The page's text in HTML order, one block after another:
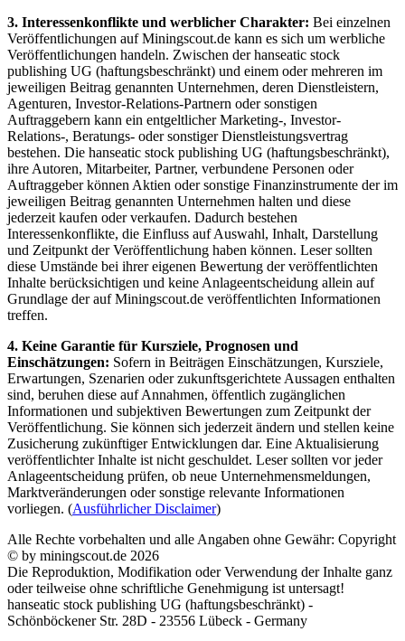
3. Interessenkonflikte und werblicher Charakter: Bei einzelnen
Veröffentlichungen auf Miningscout.de kann es sich um werbliche
Veröffentlichungen handeln. Zwischen der hanseatic stock
publishing UG (haftungsbeschränkt) und einem oder mehreren im
jeweiligen Beitrag genannten Unternehmen, deren Dienstleistern,
Agenturen, Investor-Relations-Partnern oder sonstigen
Auftraggebern kann ein entgeltlicher Marketing-, Investor-
Relations-, Beratungs- oder sonstiger Dienstleistungsvertrag
bestehen. Die hanseatic stock publishing UG (haftungsbeschränkt),
ihre Autoren, Mitarbeiter, Partner, verbundene Personen oder
Auftraggeber können Aktien oder sonstige Finanzinstrumente der im
jeweiligen Beitrag genannten Unternehmen halten und diese
jederzeit kaufen oder verkaufen. Dadurch bestehen
Interessenkonflikte, die Einfluss auf Auswahl, Inhalt, Darstellung
und Zeitpunkt der Veröffentlichung haben können. Leser sollten
diese Umstände bei ihrer eigenen Bewertung der veröffentlichten
Inhalte berücksichtigen und keine Anlageentscheidung allein auf
Grundlage der auf Miningscout.de veröffentlichten Informationen
treffen.
4. Keine Garantie für Kursziele, Prognosen und
Einschätzungen: Sofern in Beiträgen Einschätzungen, Kursziele,
Erwartungen, Szenarien oder zukunftsgerichtete Aussagen enthalten
sind, beruhen diese auf Annahmen, öffentlich zugänglichen
Informationen und subjektiven Bewertungen zum Zeitpunkt der
Veröffentlichung. Sie können sich jederzeit ändern und stellen keine
Zusicherung zukünftiger Entwicklungen dar. Eine Aktualisierung
veröffentlichter Inhalte ist nicht geschuldet. Leser sollten vor jeder
Anlageentscheidung prüfen, ob neue Unternehmensmeldungen,
Marktveränderungen oder sonstige relevante Informationen
vorliegen. (Ausführlicher Disclaimer)
Alle Rechte vorbehalten und alle Angaben ohne Gewähr: Copyright
© by miningscout.de 2026
Die Reproduktion, Modifikation oder Verwendung der Inhalte ganz
oder teilweise ohne schriftliche Genehmigung ist untersagt!
hanseatic stock publishing UG (haftungsbeschränkt) -
Schönböckener Str. 28D - 23556 Lübeck - Germany